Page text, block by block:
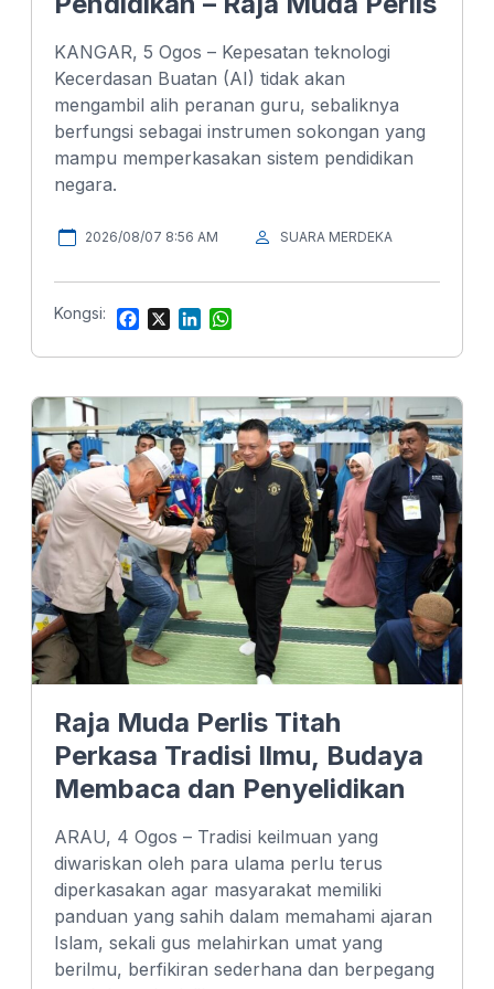
KANGAR, 5 Ogos – Kepesatan teknologi
Kecerdasan Buatan (AI) tidak akan
mengambil alih peranan guru, sebaliknya
berfungsi sebagai instrumen sokongan yang
mampu memperkasakan sistem pendidikan
negara.
2026/08/07 8:56 AM SUARA MERDEKA
Kongsi:
c
o
o
k
n
e
d
I
n
a
s
A
p
p
Raja Muda Perlis Titah
Perkasa Tradisi Ilmu, Budaya
Membaca dan Penyelidikan
ARAU, 4 Ogos – Tradisi keilmuan yang
diwariskan oleh para ulama perlu terus
diperkasakan agar masyarakat memiliki
panduan yang sahih dalam memahami ajaran
Islam, sekali gus melahirkan umat yang
berilmu, berfikiran sederhana dan berpegang